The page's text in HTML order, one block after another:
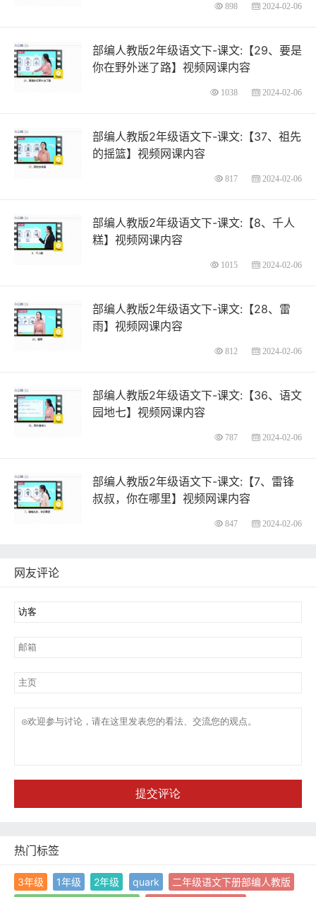
898 2024-02-06
部编人教版2年级语文下-课文:【29、要是
你在野外迷了路】视频网课内容
1038 2024-02-06
部编人教版2年级语文下-课文:【37、祖先
的摇篮】视频网课内容
817 2024-02-06
部编人教版2年级语文下-课文:【8、千人
糕】视频网课内容
1015 2024-02-06
部编人教版2年级语文下-课文:【28、雷
雨】视频网课内容
812 2024-02-06
部编人教版2年级语文下-课文:【36、语文
园地七】视频网课内容
787 2024-02-06
部编人教版2年级语文下-课文:【7、雷锋
叔叔，你在哪里】视频网课内容
847 2024-02-06
网友评论
提交评论
热门标签
3年级 1年级 2年级 quark
二年级语文下册部编人教版